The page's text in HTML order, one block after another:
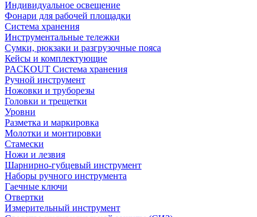
Индивидуальное освещение
Фонари для рабочей площадки
Система хранения
Инструментальные тележки
Сумки, рюкзаки и разгрузочные пояса
Кейсы и комплектующие
PACKOUT Система хранения
Ручной инструмент
Ножовки и труборезы
Головки и трещетки
Уровни
Разметка и маркировка
Молотки и монтировки
Стамески
Ножи и лезвия
Шарнирно-губцевый инструмент
Наборы ручного инструмента
Гаечные ключи
Отвертки
Измерительный инструмент